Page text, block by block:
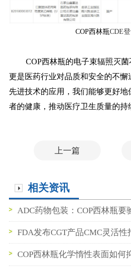
COP西林瓶CDE
COP西林瓶的电子束辐照灭菌
更是医药行业对品质和安全的不懈
先进技术的应用，我们能够更好
者的健康，推动医疗卫生质量的持
上一篇
相关资讯
ADC药物包装：COP西林瓶要
FDA发布CGT产品CMC灵活性
瓶数据如何支持BLA申报
COP西林瓶化学惰性表面如何